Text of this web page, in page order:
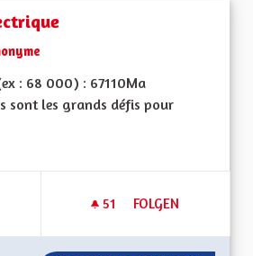
: 68 000) : 67110Ma
sont les grands défis pour
51 51 FOLLOWER
FOLGEN
PRODUCTION